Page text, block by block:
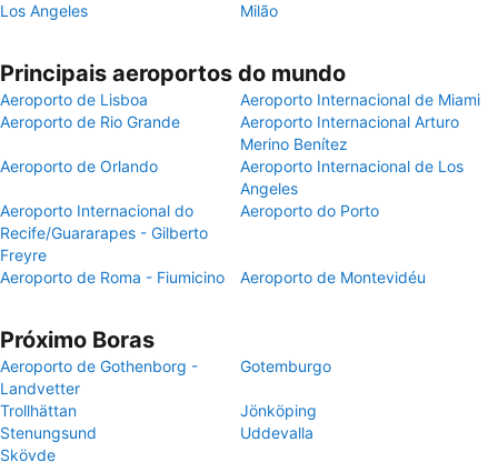
Los Angeles
Milão
Principais aeroportos do mundo
Aeroporto de Lisboa
Aeroporto Internacional de Miami
Aeroporto de Rio Grande
Aeroporto Internacional Arturo
Merino Benítez
Aeroporto de Orlando
Aeroporto Internacional de Los
Angeles
Aeroporto Internacional do
Recife/Guararapes - Gilberto
Freyre
Aeroporto do Porto
Aeroporto de Roma - Fiumicino Aeroporto de Montevidéu
Próximo Boras
Aeroporto de Gothenborg -
Landvetter
Gotemburgo
Trollhättan
Jönköping
Stenungsund
Uddevalla
Skövde